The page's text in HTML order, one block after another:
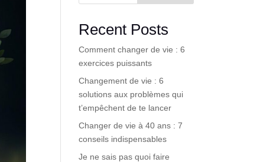
Recent Posts
Comment changer de vie : 6
exercices puissants
Changement de vie : 6
solutions aux problèmes qui
t’empêchent de te lancer
Changer de vie à 40 ans : 7
conseils indispensables
Je ne sais pas quoi faire